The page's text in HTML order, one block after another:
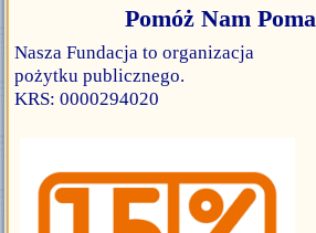
Pomóż Nam
Nasza Fundacja to organizacja
pożytku publicznego.
KRS: 0000294020